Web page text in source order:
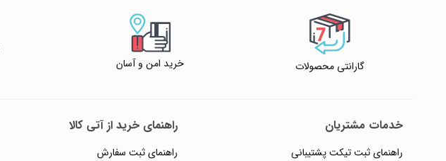
گارانتی محصولات خرید امن و آسان
خدمات مشتریان
راهنمای ثبت تیکت پشتیبانی
راهنمای خرید از آتی کالا
راهنمای ثبت سفارش